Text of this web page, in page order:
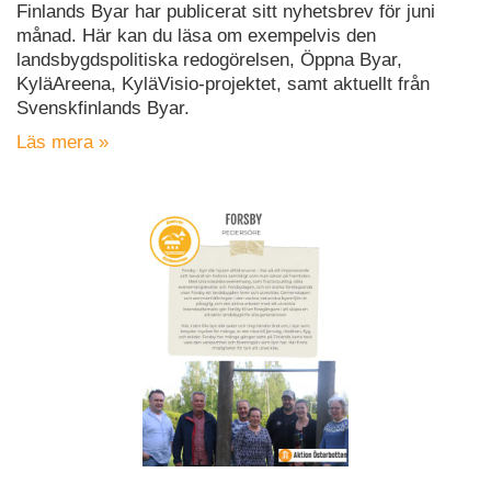
Finlands Byar har publicerat sitt nyhetsbrev för juni
månad. Här kan du läsa om exempelvis den
landsbygdspolitiska redogörelsen, Öppna Byar,
KyläAreena, KyläVisio-projektet, samt aktuellt från
Svenskfinlands Byar.
Läs mera »